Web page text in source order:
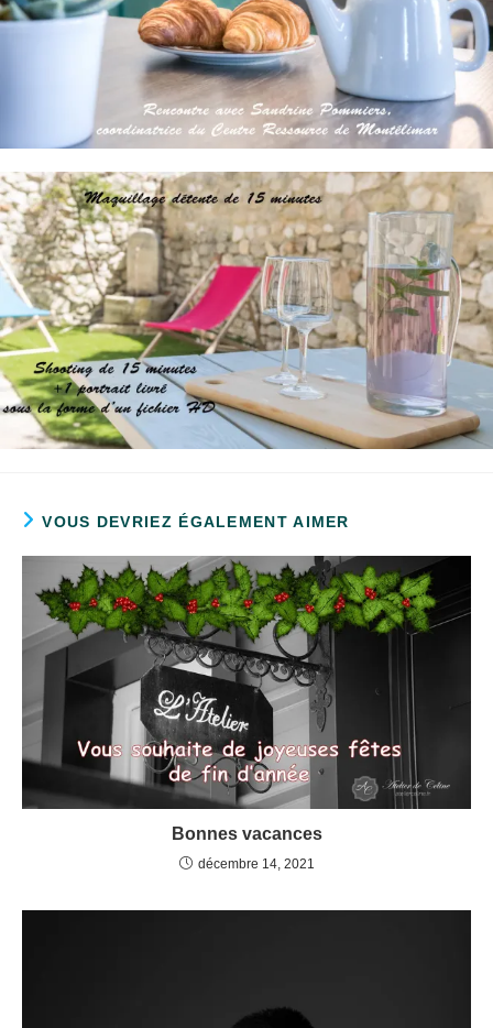
VOUS DEVRIEZ ÉGALEMENT AIMER
Bonnes vacances
décembre 14, 2021